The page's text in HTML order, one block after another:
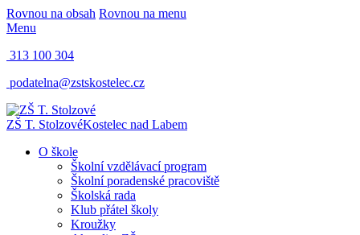
Rovnou na obsah Rovnou na menu
Menu
313 100 304
podatelna@zstskostelec.cz
ZŠ T. StolzovéKostelec nad Labem
O škole
Školní vzdělávací program
Školní poradenské pracoviště
Školská rada
Klub přátel školy
Kroužky